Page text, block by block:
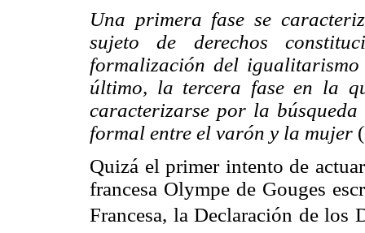
Una primera fase se
sujeto de derechos
formalización del
último, la tercera fase en la
caracterizarse por la
formal entre el varón y la mujer
Quizá el primer intento de
francesa Olympe de Gouges
Francesa, la Declaración de los